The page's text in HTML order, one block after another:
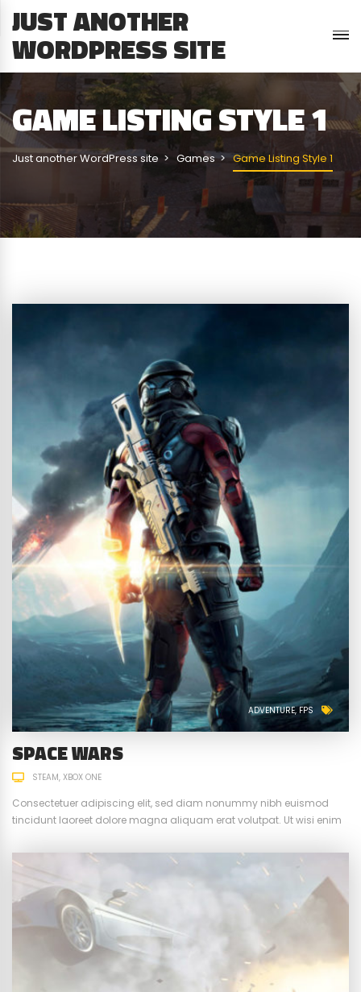
JUST ANOTHER
WORDPRESS SITE
GAME LISTING STYLE 1
Just another WordPress site Games Game Listing Style 1
ADVENTURE FPS
SPACE WARS
STEAM XBOX ONE
Consectetuer adipiscing elit, sed diam nonummy nibh euismod
tincidunt laoreet dolore magna aliquam erat volutpat. Ut wisi enim